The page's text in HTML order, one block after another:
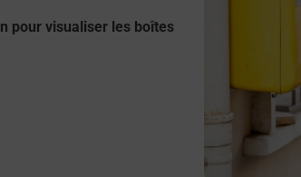
pour visualiser les boîtes